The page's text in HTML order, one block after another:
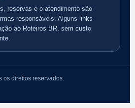
reservas e o atendimento são
responsáveis. Alguns links
ao Roteiros BR, sem custo
os direitos reservados.